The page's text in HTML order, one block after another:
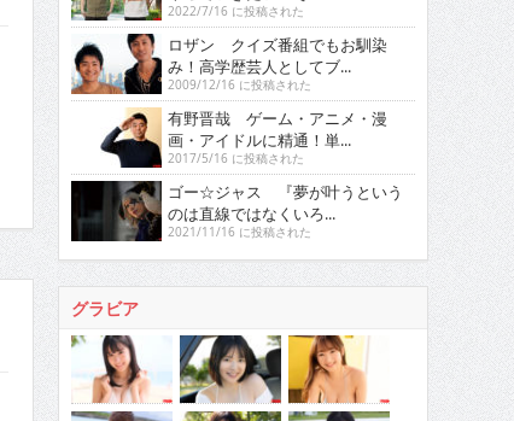
2022/7/16 に投稿された
ロザン クイズ番組でもお馴染
み！高学歴芸人としてブ...
2009/12/16 に投稿された
有野晋哉 ゲーム・アニメ・漫
画・アイドルに精通！単...
2017/5/16 に投稿された
ゴー☆ジャス 『夢が叶うという
のは直線ではなくいろ...
2021/11/16 に投稿された
グラビア